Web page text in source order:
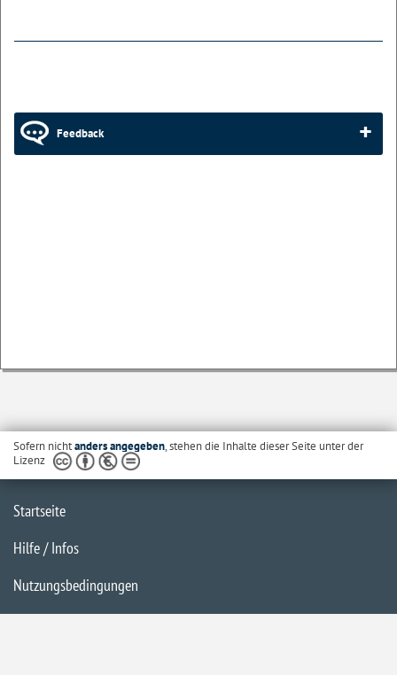
Feedback
Sofern nichtanders angegeben, stehen die Inhalte dieser Seite unter der
Lizenz
Startseite
Hilfe / Infos
Nutzungsbedingungen